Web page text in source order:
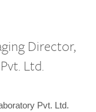
Director,
Ltd.
Pvt. Ltd.